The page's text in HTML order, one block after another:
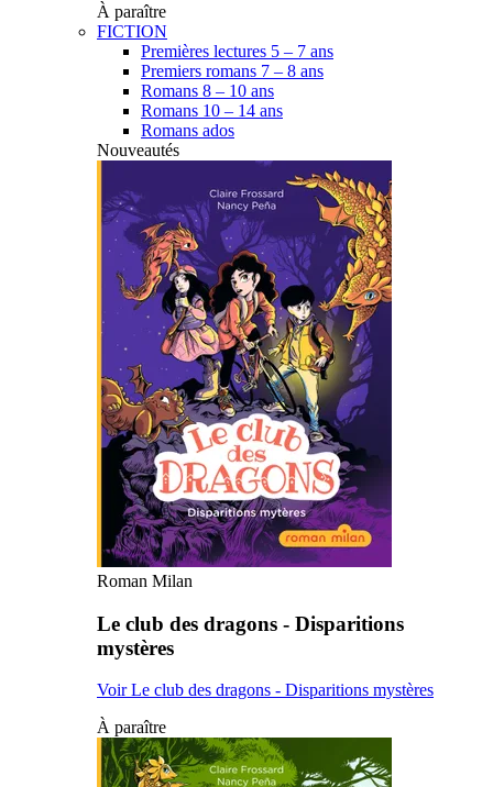
À paraître
FICTION
Premières lectures 5 – 7 ans
Premiers romans 7 – 8 ans
Romans 8 – 10 ans
Romans 10 – 14 ans
Romans ados
Nouveautés
Roman Milan
Le club des dragons - Disparitions
mystères
Voir Le club des dragons - Disparitions mystères
À paraître